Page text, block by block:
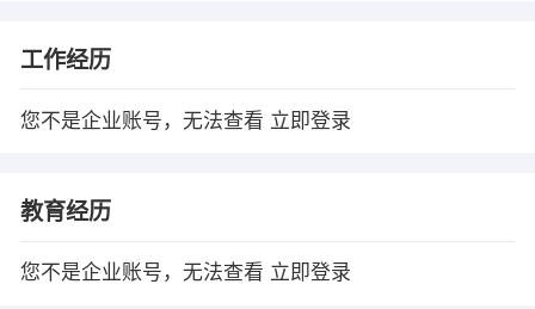
工作经历
您不是企业账号，无法查看 立即登录
教育经历
您不是企业账号，无法查看 立即登录